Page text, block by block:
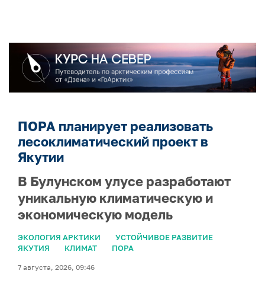
ПОРА планирует реализовать
лесоклиматический проект в
Якутии
В Булунском улусе разработают
уникальную климатическую и
экономическую модель
ЭКОЛОГИЯ АРКТИКИ
УСТОЙЧИВОЕ РАЗВИТИЕ
ЯКУТИЯ
КЛИМАТ ПОРА
7 августа, 2026, 09:46